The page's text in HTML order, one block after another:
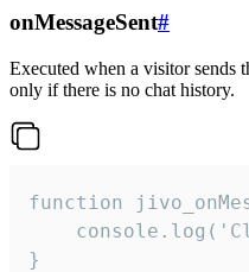
onMessageSent#
Executed when a visitor sends
only if there is no chat history.
function
}